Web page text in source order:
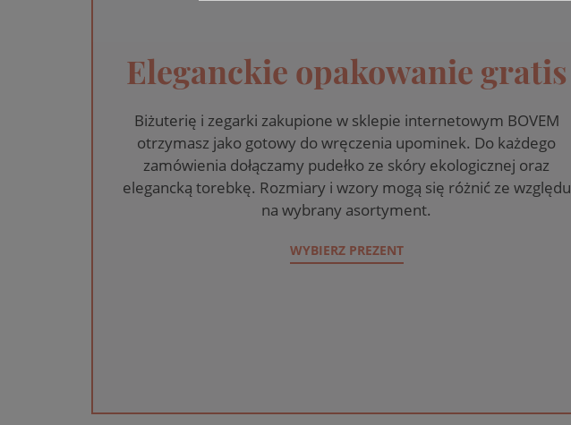
Eleganckie opakowanie gratis
Biżuterię i zegarki zakupione w sklepie internetowym BOVEM
otrzymasz jako gotowy do wręczenia upominek. Do każdego
zamówienia dołączamy pudełko ze skóry ekologicznej oraz
elegancką torebkę. Rozmiary i wzory mogą się różnić ze względu
na wybrany asortyment.
WYBIERZ PREZENT